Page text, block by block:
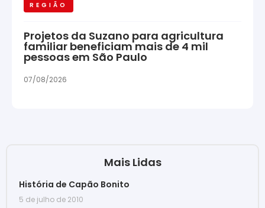
REGIÃO
Projetos da Suzano para agricultura
familiar beneficiam mais de 4 mil
pessoas em São Paulo
07/08/2026
Mais Lidas
História de Capão Bonito
5 de julho de 2010